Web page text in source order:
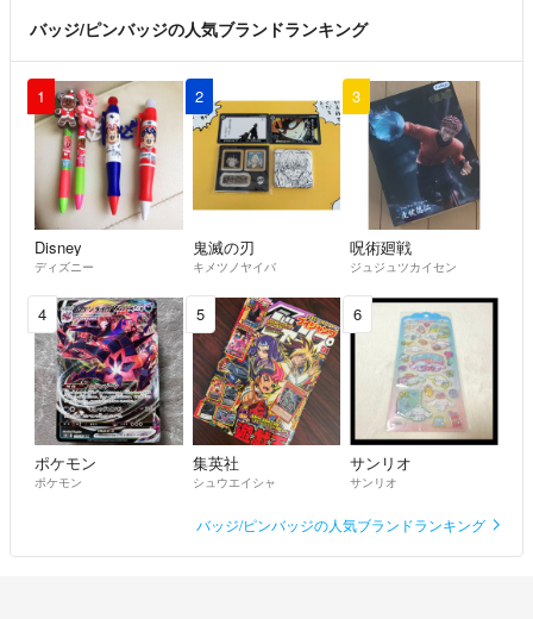
バッジ/ピンバッジの人気ブランドランキング
1
Disney
ディズニー
2
鬼滅の刃
キメツノヤイバ
3
呪術廻戦
ジュジュツカイセン
4
ポケモン
ポケモン
5
集英社
シュウエイシャ
6
サンリオ
サンリオ
バッジ/ピンバッジの人気ブランドランキング